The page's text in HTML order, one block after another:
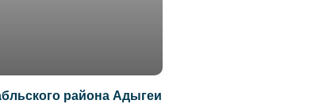
района Адыгеи